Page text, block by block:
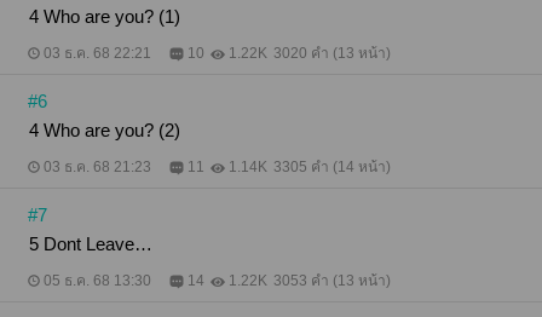
4 Who are you? (1)
03 ธ.ค. 68 22:21 10 1.22K 3020 คำ (13 หน้า)
#6
4 Who are you? (2)
03 ธ.ค. 68 21:23 11 1.14K 3305 คำ (14 หน้า)
#7
5 Dont Leave…
05 ธ.ค. 68 13:30 14 1.22K 3053 คำ (13 หน้า)